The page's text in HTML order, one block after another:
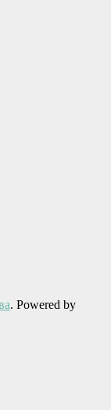
. Powered by